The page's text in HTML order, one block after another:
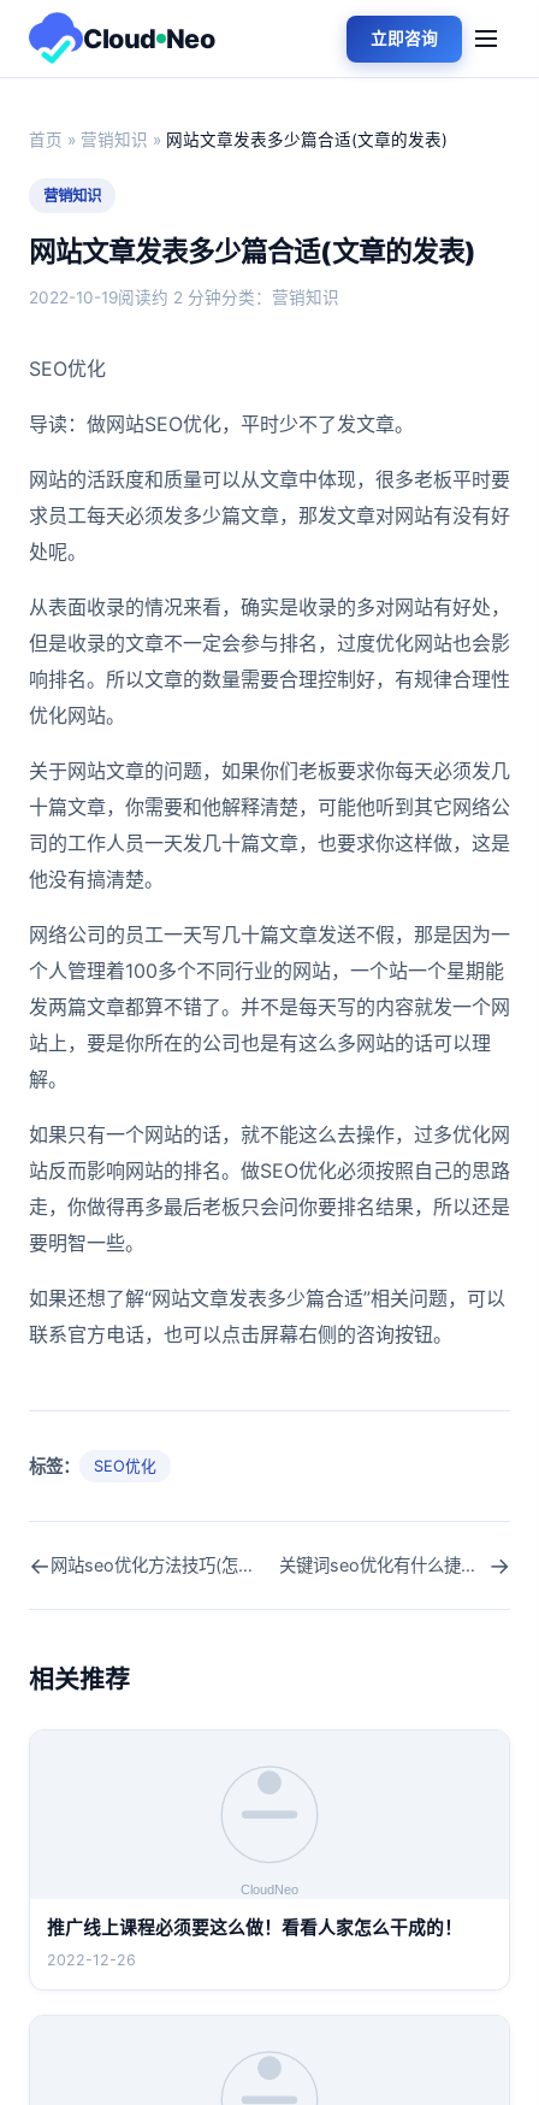
Cloud Neo 立即咨询
首页 » 营销知识 » 网站文章发表多少篇合适(文章的发表)
营销知识
网站文章发表多少篇合适(文章的发表)
2022-10-19阅读约 2 分钟分类：营销知识
SEO优化
导读：做网站SEO优化，平时少不了发文章。
网站的活跃度和质量可以从文章中体现，很多老板平时要
求员工每天必须发多少篇文章，那发文章对网站有没有好
处呢。
从表面收录的情况来看，确实是收录的多对网站有好处，
但是收录的文章不一定会参与排名，过度优化网站也会影
响排名。所以文章的数量需要合理控制好，有规律合理性
优化网站。
关于网站文章的问题，如果你们老板要求你每天必须发几
十篇文章，你需要和他解释清楚，可能他听到其它网络公
司的工作人员一天发几十篇文章，也要求你这样做，这是
他没有搞清楚。
网络公司的员工一天写几十篇文章发送不假，那是因为一
个人管理着100多个不同行业的网站，一个站一个星期能
发两篇文章都算不错了。并不是每天写的内容就发一个网
站上，要是你所在的公司也是有这么多网站的话可以理
解。
如果只有一个网站的话，就不能这么去操作，过多优化网
站反而影响网站的排名。做SEO优化必须按照自己的思路
走，你做得再多最后老板只会问你要排名结果，所以还是
要明智一些。
如果还想了解“网站文章发表多少篇合适”相关问题，可以
联系官方电话，也可以点击屏幕右侧的咨询按钮。
标签： SEO优化
← 网站seo优化方法技巧(怎么优化网站seo) 关键词seo优化有什么捷径(关键词优化和seo) →
相关推荐
推广线上课程必须要这么做！看看人家怎么干成的！
2022-12-26